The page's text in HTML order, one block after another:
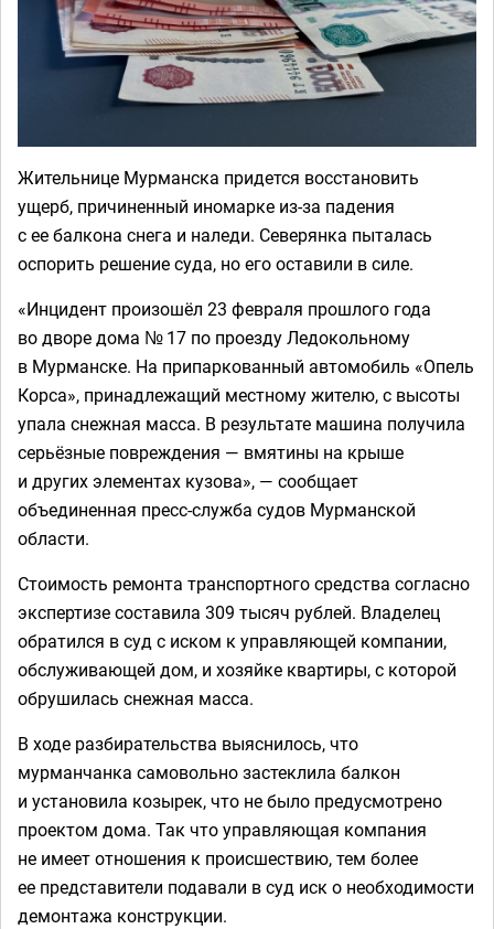
Жительнице Мурманска придется восстановить
ущерб, причиненный иномарке из-за падения
с ее балкона снега и наледи. Северянка пыталась
оспорить решение суда, но его оставили в силе.
«Инцидент произошёл 23 февраля прошлого года
во дворе дома № 17 по проезду Ледокольному
в Мурманске. На припаркованный автомобиль «Опель
Корса», принадлежащий местному жителю, с высоты
упала снежная масса. В результате машина получила
серьёзные повреждения — вмятины на крыше
и других элементах кузова», — сообщает
объединенная пресс-служба судов Мурманской
области.
Стоимость ремонта транспортного средства согласно
экспертизе составила 309 тысяч рублей. Владелец
обратился в суд с иском к управляющей компании,
обслуживающей дом, и хозяйке квартиры, с которой
обрушилась снежная масса.
В ходе разбирательства выяснилось, что
мурманчанка самовольно застеклила балкон
и установила козырек, что не было предусмотрено
проектом дома. Так что управляющая компания
не имеет отношения к происшествию, тем более
ее представители подавали в суд иск о необходимости
демонтажа конструкции.